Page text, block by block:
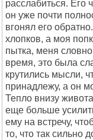
расслабиться. Его
он уже почти
вгонял его
хлопков, а моя
пытка, меня
время, это была
крутились мысли,
принадлежу, а он
Тепло внизу
еще больше
ему на встречу,
то, что так сильно